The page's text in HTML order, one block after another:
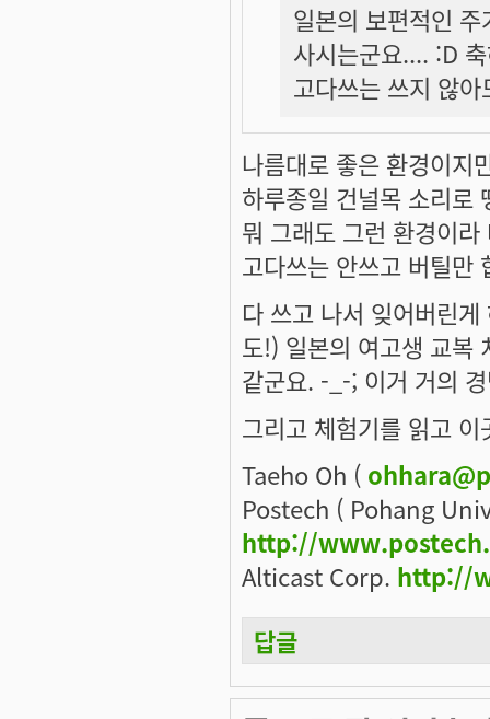
일본의 보편적인
사시는군요.... :D
고다쓰는 쓰지 않
나름대로 좋은 환경이지
하루종일 건널목 소리로
뭐 그래도 그런 환경이
고다쓰는 안쓰고 버틸만
다 쓰고 나서 잊어버린
도!) 일본의 여고생 교복
같군요. -_-; 이거 거의
그리고 체험기를 읽고
Taeho Oh (
Postech ( Pohang
http://
Alticast Corp. http://
답글